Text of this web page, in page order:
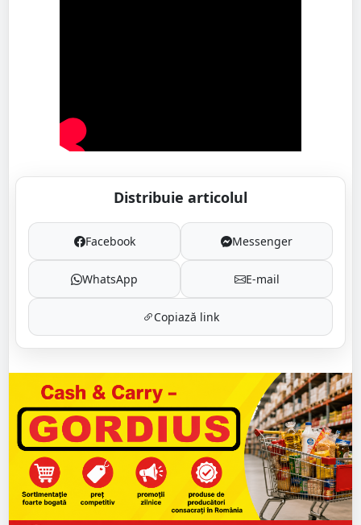
Distribuie articolul
Facebook Messenger
WhatsApp E-mail
Copiază link